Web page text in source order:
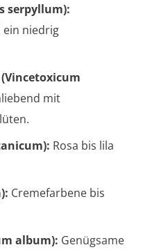
serpyllum):
ein niedrig
mit
Rosa bis lila
Cremefarbene bis
album): Genügsame